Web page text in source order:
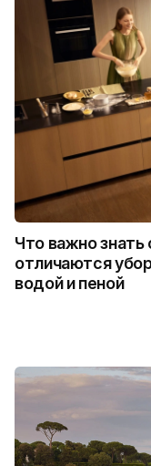
Что важно
отличаются
водой и пеной